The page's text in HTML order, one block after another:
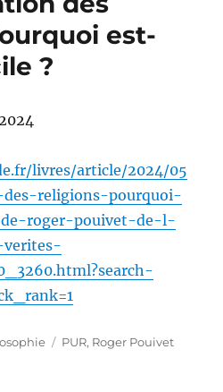
est-
?
livres/article/2024/05
religions-pourquoi-
roger-pouivet-de-l-
Étiquettes
PUR, Roger Pouivet